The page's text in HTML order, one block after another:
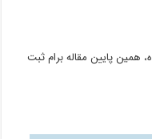
همین پایین مقاله برام ثبت